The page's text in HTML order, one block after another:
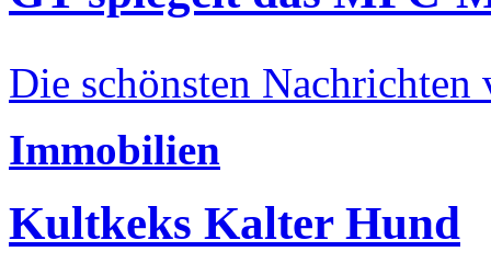
Die schönsten Nachrichten
Immobilien
Kultkeks Kalter Hund